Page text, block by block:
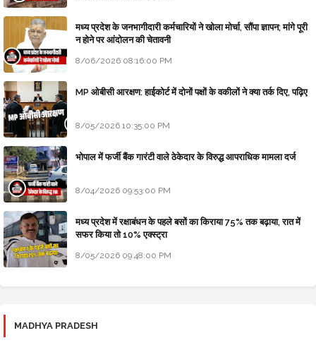
मध्य प्रदेश के जनभागीदारी कर्मचारियों ने खोला मोर्चा, सौंपा ज्ञापन; मांगे पूरी
न होने पर आंदोलन की चेतावनी
8/06/2026 08:16:00 PM
MP ओबीसी आरक्षण: हाईकोर्ट में दोनों पक्षों के वकीलों ने क्या तर्क दिए, पढ़िए
8/05/2026 10:35:00 PM
भोपाल में फर्जी बैंक गारंटी वाले ठेकेदार के विरुद्ध आपराधिक मामला दर्ज
8/04/2026 09:53:00 PM
मध्य प्रदेश में रक्षाबंधन के पहले बसों का किराया 75% तक बढ़ाया, रात में
सफर किया तो 10% एक्स्ट्रा
8/05/2026 09:48:00 PM
MADHYA PRADESH